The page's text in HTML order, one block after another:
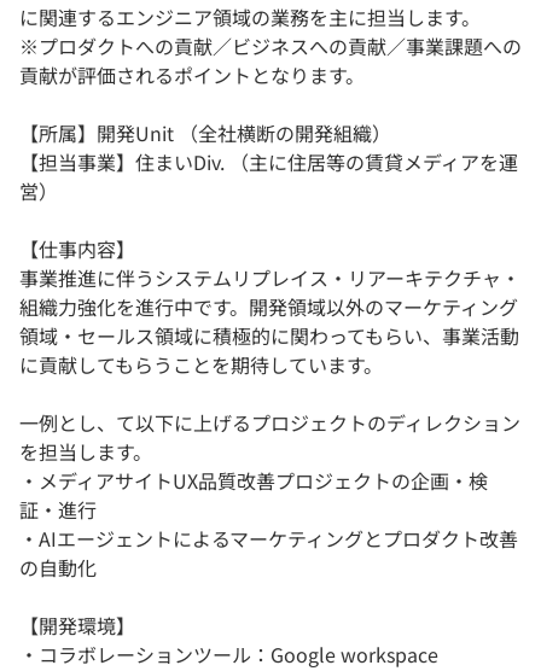
に関連するエンジニア領域の業務を主に担当します。
※プロダクトへの貢献／ビジネスへの貢献／事業課題への
貢献が評価されるポイントとなります。
【所属】開発Unit （全社横断の開発組織）
【担当事業】住まいDiv. （主に住居等の賃貸メディアを運
営）
【仕事内容】
事業推進に伴うシステムリプレイス・リアーキテクチャ・
組織力強化を進行中です。開発領域以外のマーケティング
領域・セールス領域に積極的に関わってもらい、事業活動
に貢献してもらうことを期待しています。
一例とし、て以下に上げるプロジェクトのディレクション
を担当します。
・メディアサイトUX品質改善プロジェクトの企画・検
証・進行
・AIエージェントによるマーケティングとプロダクト改善
の自動化
【開発環境】
・コラボレーションツール：Google workspace